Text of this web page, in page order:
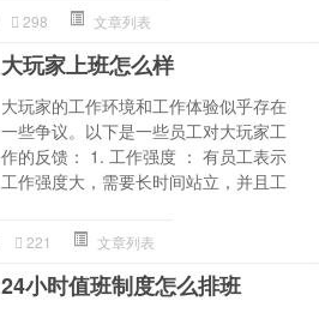
298 文章列表
大玩家上班怎么样
大玩家的工作环境和工作体验似乎存在
一些争议。以下是一些员工对大玩家工
作的反馈： 1. 工作强度 ： 有员工表示
工作强度大，需要长时间站立，并且工
221 文章列表
24小时值班制度怎么排班